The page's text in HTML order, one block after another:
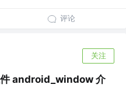
评论
关注
android_window 介